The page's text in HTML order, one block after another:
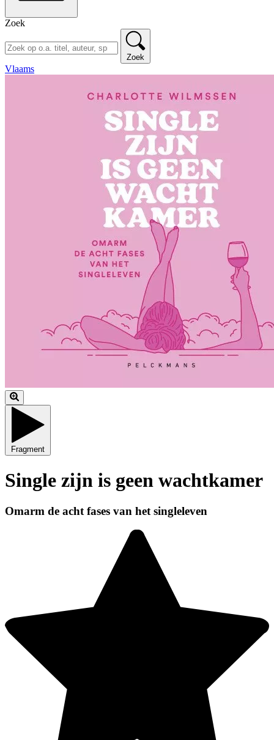
Zoek
Zoek
Vlaams
Fragment
Single zijn is geen wachtkamer
Omarm de acht fases van het singleleven